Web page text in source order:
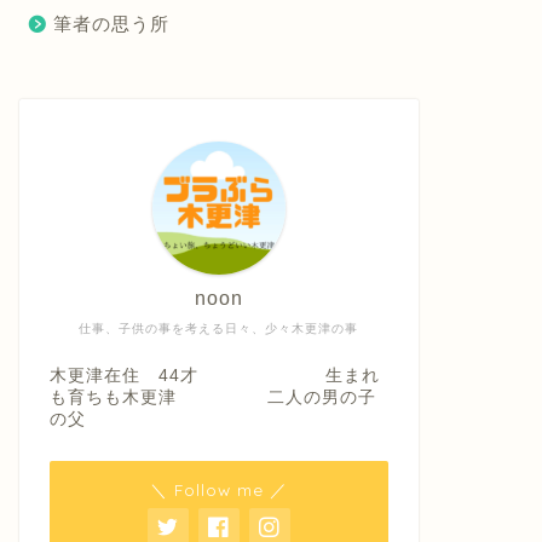
筆者の思う所
仕事、子供の事を考える日々、少々木更津の事
noon
木更津在住 44才 生まれ
も育ちも木更津 二人の男の子
の父
＼ Follow me ／